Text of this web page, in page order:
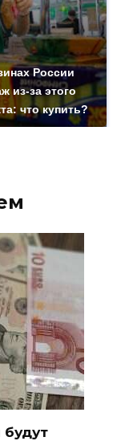
России
из-за этого
что купить?